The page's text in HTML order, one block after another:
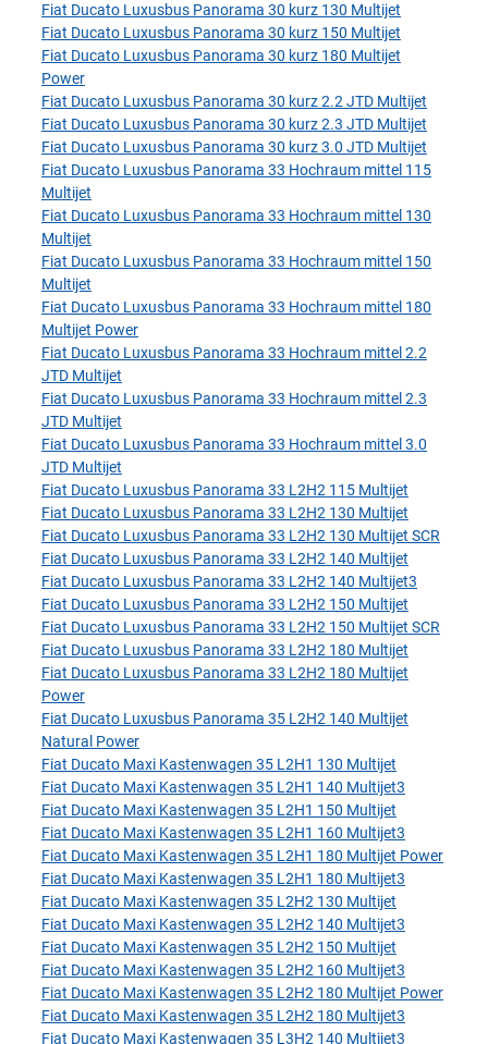
Fiat Ducato Luxusbus Panorama 30 kurz 130 Multijet
Fiat Ducato Luxusbus Panorama 30 kurz 150 Multijet
Fiat Ducato Luxusbus Panorama 30 kurz 180 Multijet
Power
Fiat Ducato Luxusbus Panorama 30 kurz 2.2 JTD Multijet
Fiat Ducato Luxusbus Panorama 30 kurz 2.3 JTD Multijet
Fiat Ducato Luxusbus Panorama 30 kurz 3.0 JTD Multijet
Fiat Ducato Luxusbus Panorama 33 Hochraum mittel 115
Multijet
Fiat Ducato Luxusbus Panorama 33 Hochraum mittel 130
Multijet
Fiat Ducato Luxusbus Panorama 33 Hochraum mittel 150
Multijet
Fiat Ducato Luxusbus Panorama 33 Hochraum mittel 180
Multijet Power
Fiat Ducato Luxusbus Panorama 33 Hochraum mittel 2.2
JTD Multijet
Fiat Ducato Luxusbus Panorama 33 Hochraum mittel 2.3
JTD Multijet
Fiat Ducato Luxusbus Panorama 33 Hochraum mittel 3.0
JTD Multijet
Fiat Ducato Luxusbus Panorama 33 L2H2 115 Multijet
Fiat Ducato Luxusbus Panorama 33 L2H2 130 Multijet
Fiat Ducato Luxusbus Panorama 33 L2H2 130 Multijet SCR
Fiat Ducato Luxusbus Panorama 33 L2H2 140 Multijet
Fiat Ducato Luxusbus Panorama 33 L2H2 140 Multijet3
Fiat Ducato Luxusbus Panorama 33 L2H2 150 Multijet
Fiat Ducato Luxusbus Panorama 33 L2H2 150 Multijet SCR
Fiat Ducato Luxusbus Panorama 33 L2H2 180 Multijet
Fiat Ducato Luxusbus Panorama 33 L2H2 180 Multijet
Power
Fiat Ducato Luxusbus Panorama 35 L2H2 140 Multijet
Natural Power
Fiat Ducato Maxi Kastenwagen 35 L2H1 130 Multijet
Fiat Ducato Maxi Kastenwagen 35 L2H1 140 Multijet3
Fiat Ducato Maxi Kastenwagen 35 L2H1 150 Multijet
Fiat Ducato Maxi Kastenwagen 35 L2H1 160 Multijet3
Fiat Ducato Maxi Kastenwagen 35 L2H1 180 Multijet Power
Fiat Ducato Maxi Kastenwagen 35 L2H1 180 Multijet3
Fiat Ducato Maxi Kastenwagen 35 L2H2 130 Multijet
Fiat Ducato Maxi Kastenwagen 35 L2H2 140 Multijet3
Fiat Ducato Maxi Kastenwagen 35 L2H2 150 Multijet
Fiat Ducato Maxi Kastenwagen 35 L2H2 160 Multijet3
Fiat Ducato Maxi Kastenwagen 35 L2H2 180 Multijet Power
Fiat Ducato Maxi Kastenwagen 35 L2H2 180 Multijet3
Fiat Ducato Maxi Kastenwagen 35 L3H2 140 Multijet3